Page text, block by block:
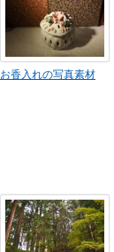
お香入れの写真素材